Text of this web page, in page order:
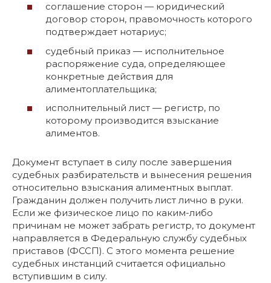
соглашение сторон — юридический
договор сторон, правомочность которого
подтверждает нотариус;
судебный приказ — исполнительное
распоряжение суда, определяющее
конкретные действия для
алиментоплательщика;
исполнительный лист — регистр, по
которому производится взыскание
алиментов.
Документ вступает в силу после завершения
судебных разбирательств и вынесения решения
относительно взыскания алиментных выплат.
Гражданин должен получить лист лично в руки.
Если же физическое лицо по каким-либо
причинам не может забрать регистр, то документ
направляется в Федеральную службу судебных
приставов (ФССП). С этого момента решение
судебных инстанций считается официально
вступившим в силу.